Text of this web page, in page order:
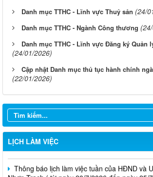
Danh mục TTHC - Lĩnh vực Thuỷ sản (24/
Danh mục TTHC - Ngành Công thương
Danh mục TTHC - Lĩnh vực Đăng ký Quản
(24/01/2026)
Cập nhật Danh mục thủ tục hành chính
(22/01/2026)
LỊCH LÀM VIỆC
Thông báo lịch làm việc tuần của HĐND và
Nhơn Trạch( từ ngày 03/08/2026 đến ngày 08/
Thông báo lịch làm việc tuần của HĐND và
Nhơn Trạch ( từ ngày 20/7/2026 đến ngày 25/